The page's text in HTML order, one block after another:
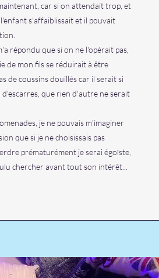
car si on attendait trop, et
s'affaiblissait et il pouvait
répondu que si on ne l'opérait pas,
de mon fils se réduirait à être
de coussins douillés car il serait si
que rien d'autre ne serait
je ne pouvais m'imaginer
que si je ne choisissais pas
prématurément je serai égoïste,
chercher avant tout son intérêt...